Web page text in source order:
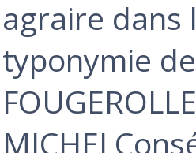
agraire dans
typonymie de